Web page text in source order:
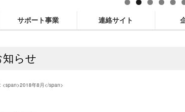
サポート事業 連絡サイト
らせ
<span>2018年8月</span>